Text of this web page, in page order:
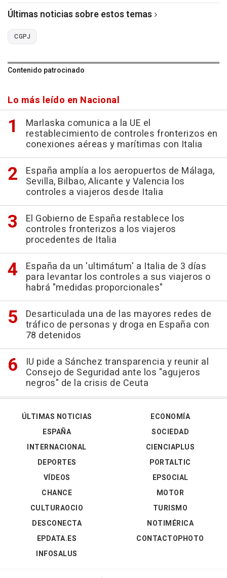
Últimas noticias sobre estos temas
CGPJ
Contenido patrocinado
Lo más leído en Nacional
Marlaska comunica a la UE el
restablecimiento de controles fronterizos en
conexiones aéreas y marítimas con Italia
España amplía a los aeropuertos de Málaga,
Sevilla, Bilbao, Alicante y Valencia los
controles a viajeros desde Italia
El Gobierno de España restablece los
controles fronterizos a los viajeros
procedentes de Italia
España da un 'ultimátum' a Italia de 3 días
para levantar los controles a sus viajeros o
habrá "medidas proporcionales"
Desarticulada una de las mayores redes de
tráfico de personas y droga en España con
78 detenidos
IU pide a Sánchez transparencia y reunir al
Consejo de Seguridad ante los "agujeros
negros" de la crisis de Ceuta
ÚLTIMAS NOTICIAS
ESPAÑA
INTERNACIONAL
DEPORTES
VÍDEOS
ECONOMÍA
SOCIEDAD
CIENCIAPLUS
PORTALTIC
EPSOCIAL
CHANCE
CULTURAOCIO
DESCONECTA
EPDATA.ES
INFOSALUS
MOTOR
TURISMO
NOTIMÉRICA
CONTACTOPHOTO